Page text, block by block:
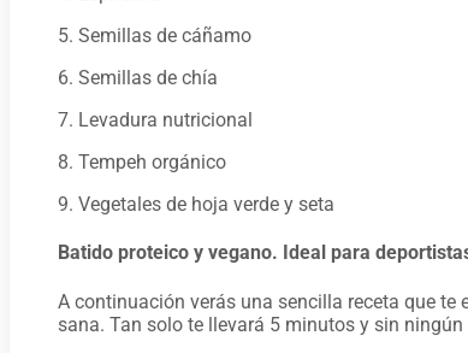
5. Semillas de cáñamo
6. Semillas de chía
7. Levadura nutricional
8. Tempeh orgánico
9. Vegetales de hoja verde y seta
Batido proteico y vegano. Ideal para
A continuación verás una sencilla receta que
sana. Tan solo te llevará 5 minutos y sin